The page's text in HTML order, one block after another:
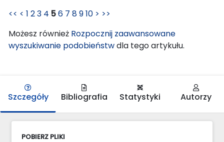
<< < 1 23 4 56 7 8910 > >>
Możesz również Rozpocznij zaawansowane
wyszukiwanie podobieństwdla tego artykułu.
Szczegóły Bibliografia Statystyki Autorzy
POBIERZ PLIKI